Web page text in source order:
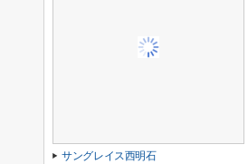
サングレイス西明石